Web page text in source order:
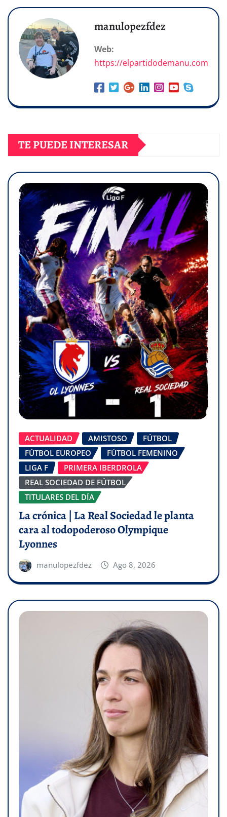
manulopezfdez
Web:
https://elpartidodemanu.com
TE PUEDE INTERESAR
ACTUALIDAD AMISTOSO
FÚTBOL
FÚTBOL EUROPEO
FÚTBOL FEMENINO
LIGA F
PRIMERA IBERDROLA
REAL SOCIEDAD DE FÚTBOL
TITULARES DEL DÍA
La crónica | La Real Sociedad le planta
cara al todopoderoso Olympique
Lyonnes
manulopezfdez Ago 8, 2026